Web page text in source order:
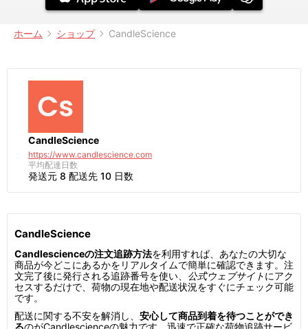
ホーム ショップ CandleScience
CandleScience
https://www.candlescience.com
平均配達日数
発送元 8 配送先 10 日数
CandleScience
Candlescienceの注文追跡方法を利用すれば、あなたの大切な
商品が今どこにあるかをリアルタイムで簡単に確認できます。注
文完了後に発行される追跡番号を使い、 公式ウェブサイトにアク
セスするだけで、荷物の現在地や配送状況をすぐにチェック可能
です。
配送に関する不安を解消し、 安心して商品到着を待つことができ
るのがCandlescienceの魅力です。迅速で正確な荷物追跡サービ